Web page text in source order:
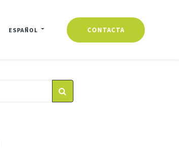
ESPAÑOL CONTACTA